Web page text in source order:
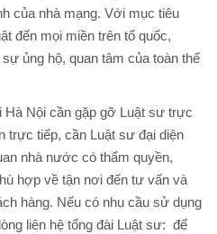
của nhà mạng. Với mục tiêu
đến mọi miền trên tổ quốc,
ủng hộ, quan tâm của toàn thể
Hà Nội cần gặp gỡ Luật sư trực
trực tiếp, cần Luật sư đại diện
nhà nước có thẩm quyền,
hợp về tận nơi đến tư vấn và
hàng. Nếu có nhu cầu sử dụng
liên hệ tổng đài Luật sư: để